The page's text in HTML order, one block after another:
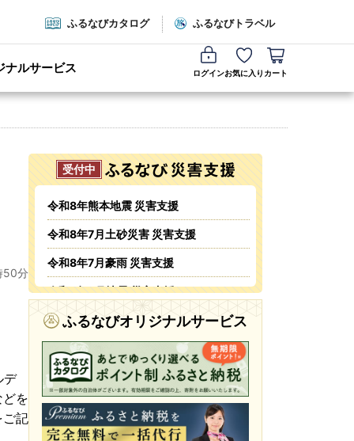
ふるなびカタログ ふるなびトラベル
ナルサービス ログインお気に入り カート
50分
デ
を
ご記
令和8年熊本地震 災害支援
令和8年7月土砂災害 災害支援
令和8年7月豪雨 災害支援
令和8年6月地震 災害支援
令和8年6月火災 災害支援
令和8年5・6月台風・豪雨 災害支援
令和8年4月火災 災害支援
令和8年1月豪雪 災害支援
令和7年11月火災 災害支援
ふるなびオリジナルサービス